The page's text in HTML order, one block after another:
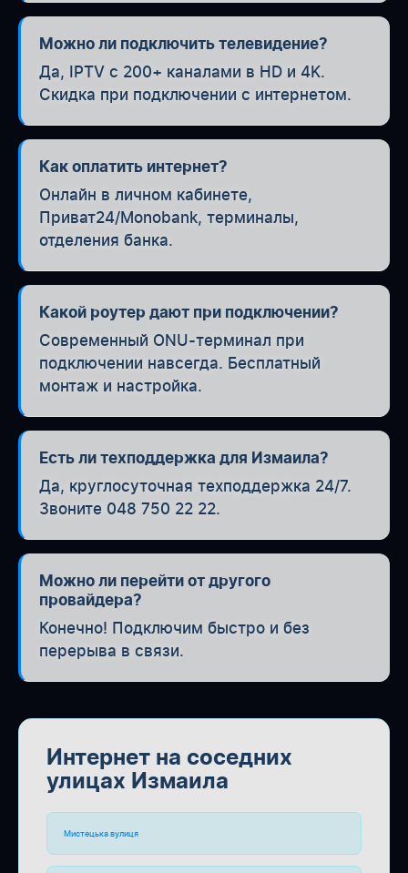
Можно ли подключить телевидение?
Да, IPTV с 200+ каналами в HD и 4K.
Скидка при подключении с интернетом.
Как оплатить интернет?
Онлайн в личном кабинете,
Приват24/Monobank, терминалы,
отделения банка.
Какой роутер дают при подключении?
Современный ONU-терминал при
подключении навсегда. Бесплатный
монтаж и настройка.
Есть ли техподдержка для Измаила?
Да, круглосуточная техподдержка 24/7.
Звоните 048 750 22 22.
Можно ли перейти от другого
провайдера?
Конечно! Подключим быстро и без
перерыва в связи.
Интернет на соседних
улицах Измаила
Мистецька вулиця